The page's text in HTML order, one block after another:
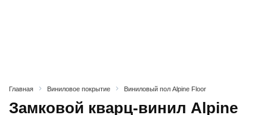
Главная Виниловое покрытие Виниловый пол Alpine Floor
Замковой кварц-винил Alpine